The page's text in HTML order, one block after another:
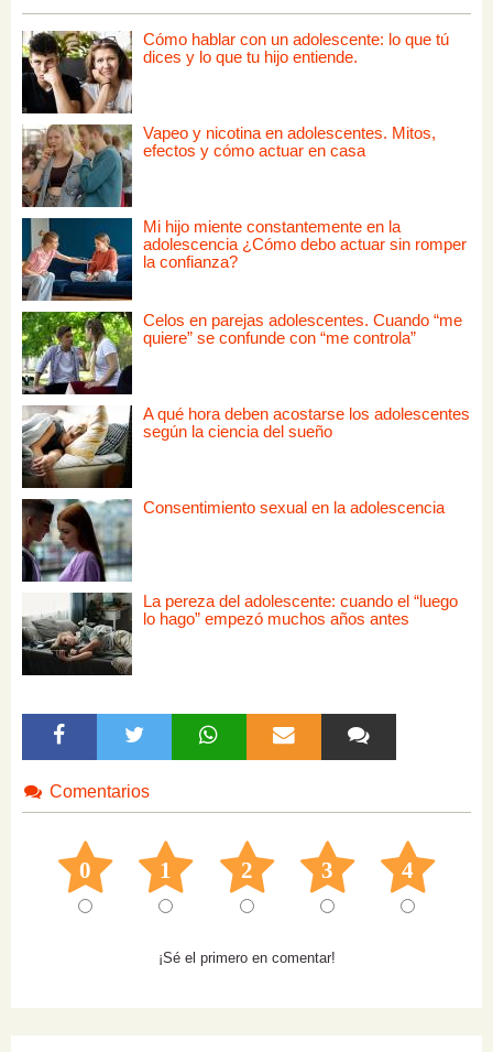
Cómo hablar con un adolescente: lo que tú
dices y lo que tu hijo entiende.
Vapeo y nicotina en adolescentes. Mitos,
efectos y cómo actuar en casa
Mi hijo miente constantemente en la
adolescencia ¿Cómo debo actuar sin romper
la confianza?
Celos en parejas adolescentes. Cuando “me
quiere” se confunde con “me controla”
A qué hora deben acostarse los adolescentes
según la ciencia del sueño
Consentimiento sexual en la adolescencia
La pereza del adolescente: cuando el “luego
lo hago” empezó muchos años antes
Comentarios
0 1 2 3 4
¡Sé el primero en comentar!